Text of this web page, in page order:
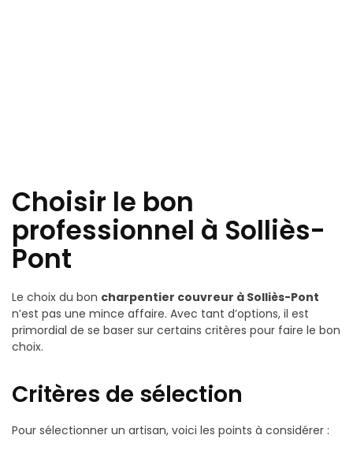
Choisir le bon
professionnel à Solliès-
Pont
Le choix du bon charpentier couvreur à Solliès-Pont
n’est pas une mince affaire. Avec tant d’options, il est
primordial de se baser sur certains critères pour faire le bon
choix.
Critères de sélection
Pour sélectionner un artisan, voici les points à considérer :